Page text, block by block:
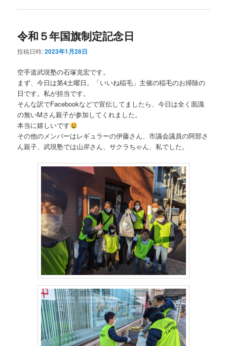
令和５年国旗制定記念日
投稿日時:2023年1月28日
空手道武現塾の石塚克宏です。
まず、今日は第4土曜日。「いいね稲毛」主催の稲毛のお掃除の
日です。私が担当です。
そんな訳でFacebookなどで宣伝してましたら、今日は全く面識
の無いMさん親子が参加してくれました。
本当に嬉しいです
その他のメンバーはレギュラーの伊藤さん、市議会議員の阿部さ
ん親子、武現塾では山岸さん、サクラちゃん、私でした。